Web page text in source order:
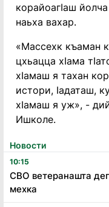
Новости
10:15
СВО ветеранашта
мехка
корайоагӏаш
наьха вахар.
«Массехк къаман
цхьацца хӏама
хӏамаш я тахан
истори, ӏадаташ,
хӏамаш я уж», -
Ишколе.